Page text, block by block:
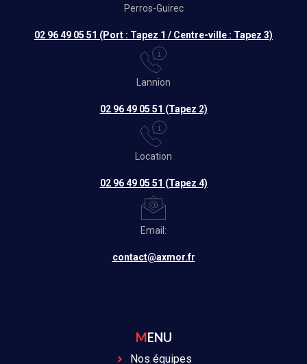
Perros-Guirec
02 96 49 05 51 (Port : Tapez 1 / Centre-ville : Tapez 3)
Lannion
02 96 49 05 51 (Tapez 2)
Location
02 96 49 05 51 (Tapez 4)
Email:
contact@axmor.fr
MENU
Nos équipes